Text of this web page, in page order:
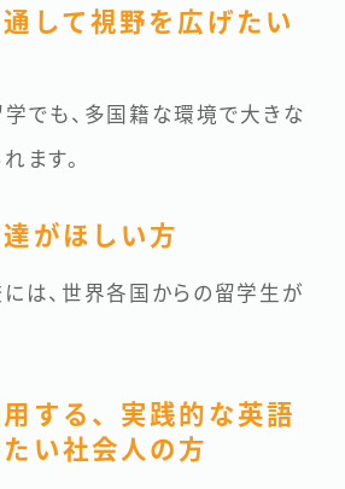
して視野を広げたい
でも、多国籍な環境で大きな
ます。
がほしい方
は、世界各国からの留学生が
する、実践的な英語
い社会人の方